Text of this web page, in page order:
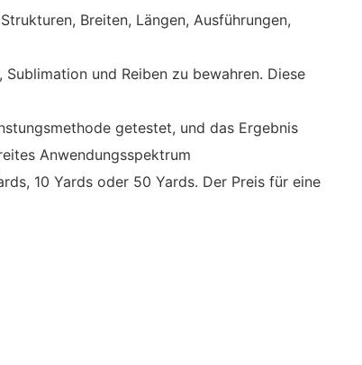
Breiten, Längen, Ausführungen,
und Reiben zu bewahren. Diese
getestet, und das Ergebnis
Anwendungsspektrum
10 Yards oder 50 Yards. Der Preis für eine